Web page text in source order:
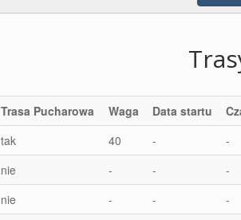
Trasa Pucharowa Waga Data startu
tak 40 -
-
nie - -
-
nie - -
-